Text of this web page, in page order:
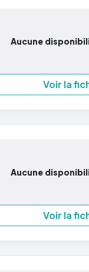
Aucune
Voir la
Aucune
Voir la